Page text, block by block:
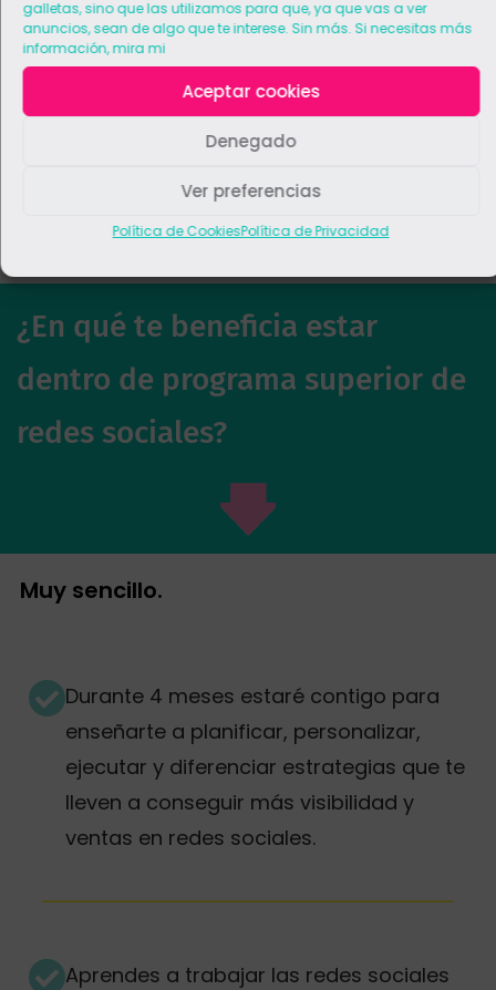
galletas, sino que las utilizamos para que, ya que vas a ver
anuncios, sean de algo que te interese. Sin más. Si necesitas más
información, mira mi
Aceptar cookies
Denegado
Ver preferencias
Política de CookiesPolítica de Privacidad
¿En qué te beneficia estar
dentro de programa superior de
redes sociales?
Muy sencillo.
Durante 4 meses estaré contigo para
enseñarte a planificar, personalizar,
ejecutar y diferenciar estrategias que te
lleven a conseguir más visibilidad y
ventas en redes sociales.
Aprendes a trabajar las redes sociales